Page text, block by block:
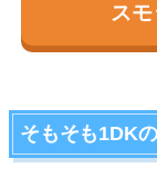
ス
そもそも1DK